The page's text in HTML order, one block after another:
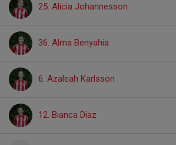
25. Alicia Johannesson
36. Alma Benyahia
6. Azaleah Karlsson
12. Bianca Diaz